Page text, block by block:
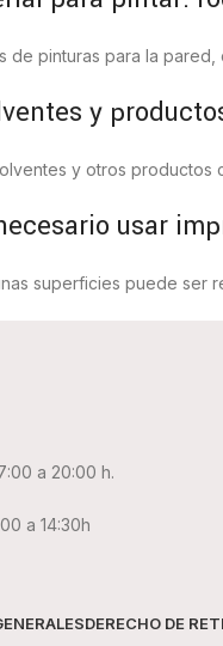
de pinturas para la
y
y otros productos
usar
superficies puede ser
a 20:00 h.
a 14:30h
DERECHO DE